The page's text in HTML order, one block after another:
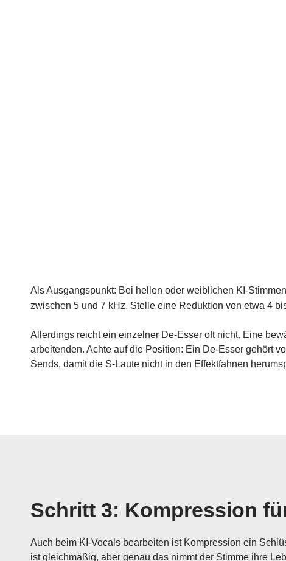
Als Ausgangspunkt: Bei hellen oder weiblichen KI-
zwischen 5 und 7 kHz. Stelle eine Reduktion von etwa 4
Allerdings reicht ein einzelner De-Esser oft nicht. Eine
arbeitenden. Achte auf die Position: Ein De-Esser gehört
Sends, damit die S-Laute nicht in den Effektfahnen
Schritt 3: Kompression
Auch beim KI-Vocals bearbeiten ist Kompression ein
ist gleichmäßig, aber genau das nimmt der Stimme ihre